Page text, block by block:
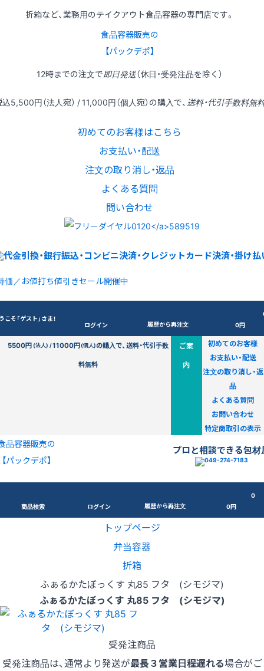
折箱など、業務用のテイクアウト食品容器の専門店です。
食品容器販売の
【パックデポ】
12時までの注文で即日発送（休日・受発注品を除く）
込5,500円（法人宛） / 11,000円（個人宛）の購入で、 送料・代引手数料無
初めてのお客様はこちら
お支払い・配送
注文の取り消し・返品
よくある質問
問い合わせ
価／お値打ち値引きセール開催中
こそ「ゲスト」さま！
ログイン 履歴から再注文
0円
5500円(法人) /11000円(個人)の購入で、送料・代引手数
料無料
ご案
内
初めてのお客様
お支払い・配送
注文の取り消し・返
品
よくある質問
お問い合わせ
特定商取引の表示
品容器販売の
【パックデポ】
プロと相談できる包材
商品検索 ログイン 履歴から再注文
0
0円
トップページ
弁当容器
折箱
ふぁるかたぼっくす 丸85 フタ (シモジマ)
ふぁるかたぼっくす 丸85 フタ (シモジマ)
受発注商品
受発注商品は、通常より発送が最長３営業日程遅れる場合がご